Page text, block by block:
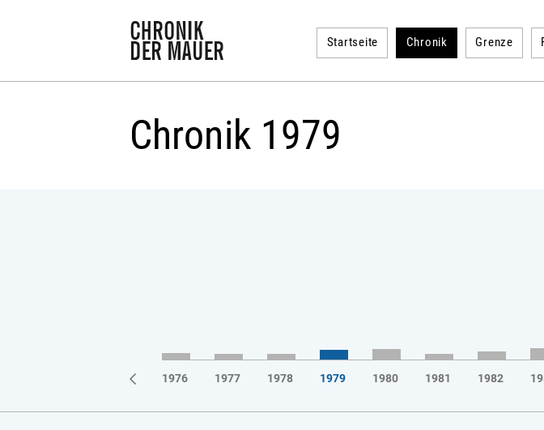
Startseite Chronik Grenze
Chronik 1979
1975 1976 1977 1978 1979 1980 1981 1982